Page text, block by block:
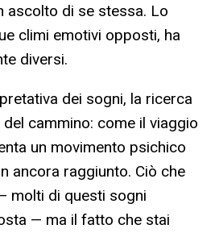
ascolto di se stessa. Lo
climi emotivi opposti, ha
diversi.
dei sogni, la ricerca
cammino: come il viaggio
un movimento psichico
ancora raggiunto. Ciò che
molti di questi sogni
— ma il fatto che stai